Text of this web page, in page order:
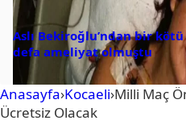
Aslı Bekiroğlu’ndan bir
defa ameliyat olmuştu
Anasayfa›Kocaeli›Milli Maç
Ücretsiz Olacak